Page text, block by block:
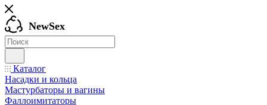
NewSex
Каталог
Насадки и кольца
Мастурбаторы и вагины
Фаллоимитаторы